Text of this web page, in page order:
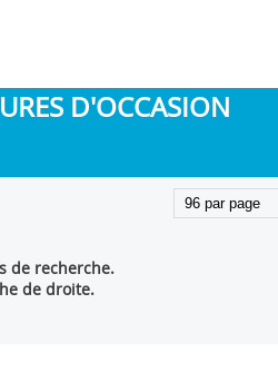
D'OCCASION
de recherche.
de droite.